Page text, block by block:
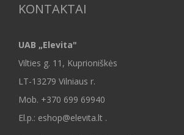
KONTAKTAI
UAB „Elevita"
Vilties g. 11, Kuprioniškės
LT-13279 Vilniaus r.
Mob. +370 699 69940
El.p.: eshop@elevita.lt .